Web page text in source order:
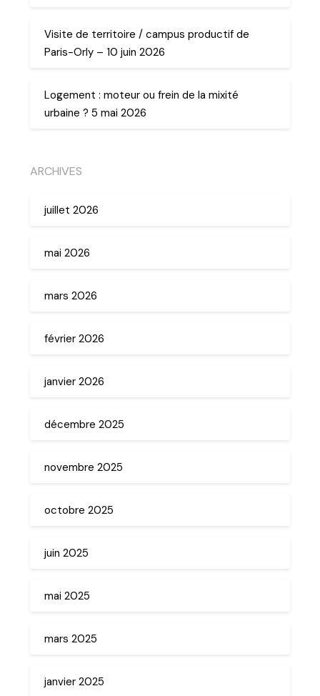
Visite de territoire / campus productif de
Paris-Orly – 10 juin 2026
Logement : moteur ou frein de la mixité
urbaine ? 5 mai 2026
ARCHIVES
juillet 2026
mai 2026
mars 2026
février 2026
janvier 2026
décembre 2025
novembre 2025
octobre 2025
juin 2025
mai 2025
mars 2025
janvier 2025